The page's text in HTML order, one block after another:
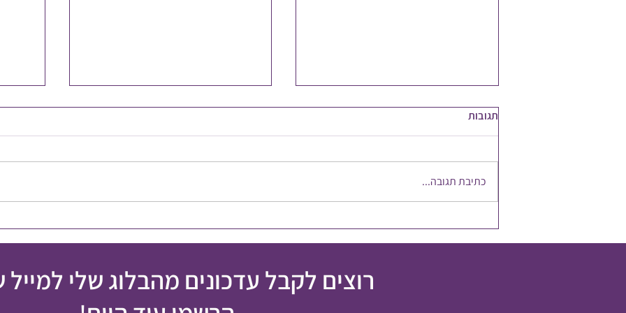
אפקט הפרפר
מה דעתכם להיות בינוניים?
תגובות
כתיבת תגובה...
רוצים לקבל עדכונים מהבלוג שלי